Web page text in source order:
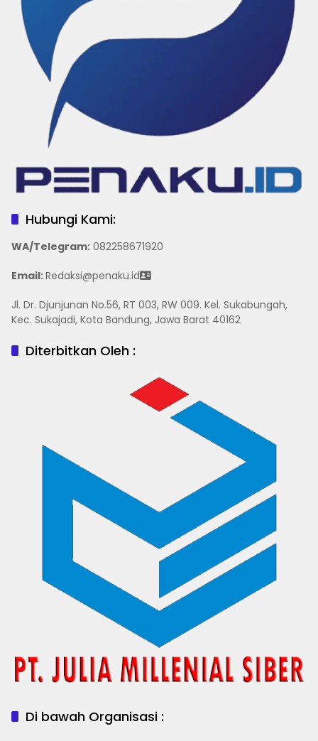
Hubungi Kami:
WA/Telegram: 082258671920
Email:Redaksi@penaku.id
Jl. Dr. Djunjunan No.56, RT 003, RW 009. Kel. Sukabungah,
Kec. Sukajadi, Kota Bandung, Jawa Barat 40162
Diterbitkan Oleh :
Di bawah Organisasi :